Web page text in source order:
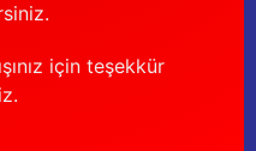
için teşekkür